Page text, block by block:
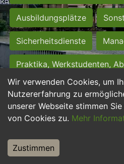
Wir verwenden Cookies, um
Nutzererfahrung zu
unserer Webseite stimmen
von Cookies zu. Mehr
Zustimmen
Ausbildungsplätze
Sicherheitsdienste
Praktika, Werkstudenten,
Personalwesen
Hilfskräfte, Aushilfs- und
Weiterbildung, Studium,